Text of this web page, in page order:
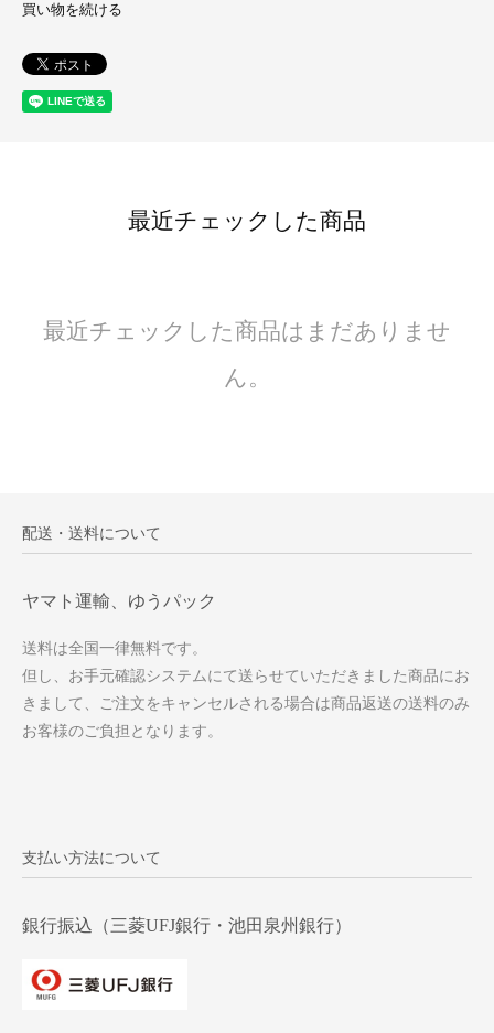
買い物を続ける
最近チェックした商品
最近チェックした商品はまだありませ
ん。
配送・送料について
ヤマト運輸、ゆうパック
送料は全国一律無料です。
但し、お手元確認システムにて送らせていただきました商品にお
きまして、ご注文をキャンセルされる場合は商品返送の送料のみ
お客様のご負担となります。
支払い方法について
銀行振込（三菱UFJ銀行・池田泉州銀行）